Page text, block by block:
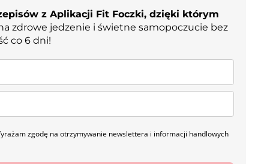
z Aplikacji Fit Foczki, dzięki którym
zdrowe jedzenie i świetne samopoczucie bez
co 6 dni!
zgodę na otrzymywanie newslettera i informacji handlowych